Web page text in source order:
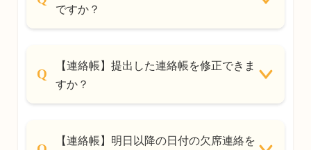
ですか？
【連絡帳】提出した連絡帳を修正できま
すか？
【連絡帳】明日以降の日付の欠席連絡を